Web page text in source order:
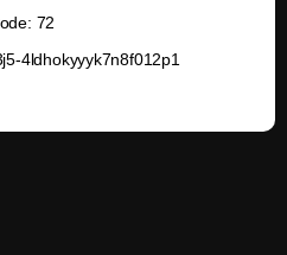
72
4ldhokyyyk7n8f012p1